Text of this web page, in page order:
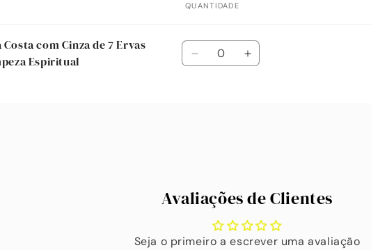
QUANTIDADE
Costa com Cinza de 7 Ervas
Espiritual
Quantidade
Diminuir
Aumentar
Avaliações de Clientes
Seja o primeiro a escrever uma avaliação